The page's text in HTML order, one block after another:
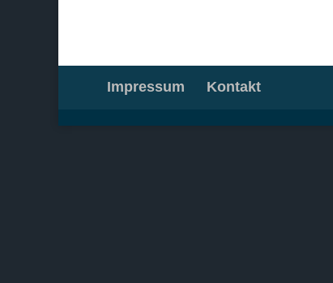
Impressum Kontakt